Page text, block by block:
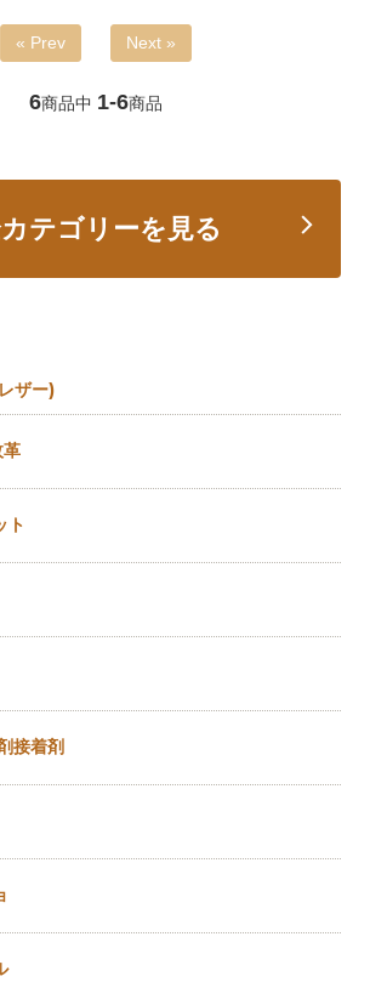
« Prev Next »
6商品中 1-6商品
テゴリーを見る
ザー)
革
ト
接着剤